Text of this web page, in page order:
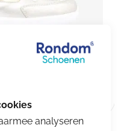
analyseren